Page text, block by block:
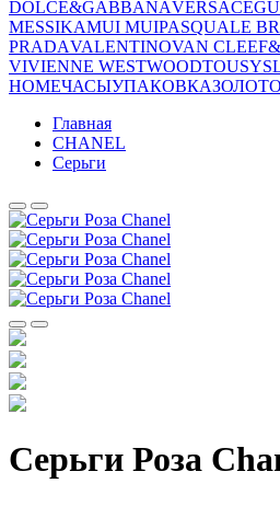
DOLCE&GABBANAVERSACE
MESSIKAMUI MUIPASQUALE
PRADAVALENTINOVAN
VIVIENNE WESTWOODTOUS
HOMEЧАСЫУПАКОВКАЗОЛОТО
Главная
CHANEL
Серьги
Серьги Роза